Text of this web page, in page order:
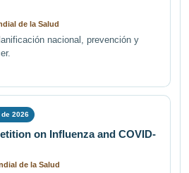
de la Salud
nacional, prevención y
2026
on Influenza and COVID-
de la Salud